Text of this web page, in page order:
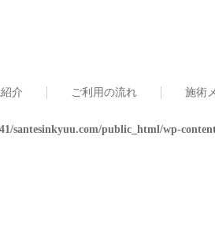
介 ご利用の流れ 施術
public_html/wp-content/themes/065/
santesinkyuu.com/public_html/wp-
public_html/wp-content/themes/065/
santesinkyuu.com/public_html/wp-